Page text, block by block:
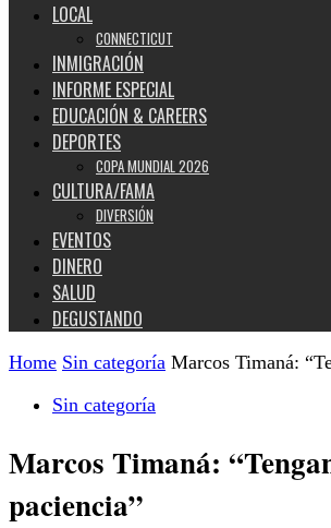
LOCAL
CONNECTICUT
INMIGRACIÓN
INFORME ESPECIAL
EDUCACIÓN & CAREERS
DEPORTES
COPA MUNDIAL 2026
CULTURA/FAMA
DIVERSIÓN
EVENTOS
DINERO
SALUD
DEGUSTANDO
Home Sin categoría Marcos Timaná:
Sin categoría
Marcos Timaná:
paciencia”